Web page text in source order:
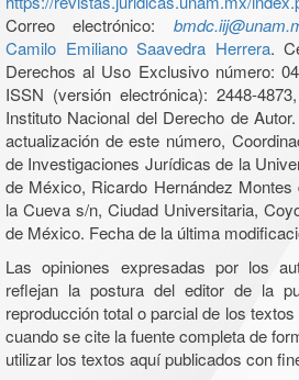
Correo electrónico:
Camilo Emiliano Saavedra Herrera.
Derechos al Uso Exclusivo número:
ISSN (versión electrónica): 2448-
Instituto Nacional del Derecho de
actualización de este número,
de Investigaciones Jurídicas de la
de México, Ricardo Hernández
la Cueva s/n, Ciudad Universitaria,
de México. Fecha de la última
Las opiniones expresadas por los
reflejan la postura del editor de la
reproducción total o parcial de los
cuando se cite la fuente completa de
utilizar los textos aquí publicados con